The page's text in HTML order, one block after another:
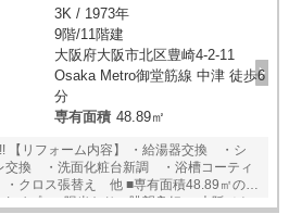
3K / 1973年
9階/11階建
大阪府大阪市北区豊崎4-2-11
Osaka Metro御堂筋線 中津 徒歩6
分
専有面積 48.89㎡
【リフォーム内容】 ・給湯器交換 ・シ
交換 ・洗面化粧台新調 ・浴槽コーティ
え 他 ■専有面積48.89㎡の３
♪ 陽当たり・眺望良好♪ ■大阪メト